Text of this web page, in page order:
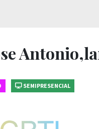
SEMIPRESENCIAL